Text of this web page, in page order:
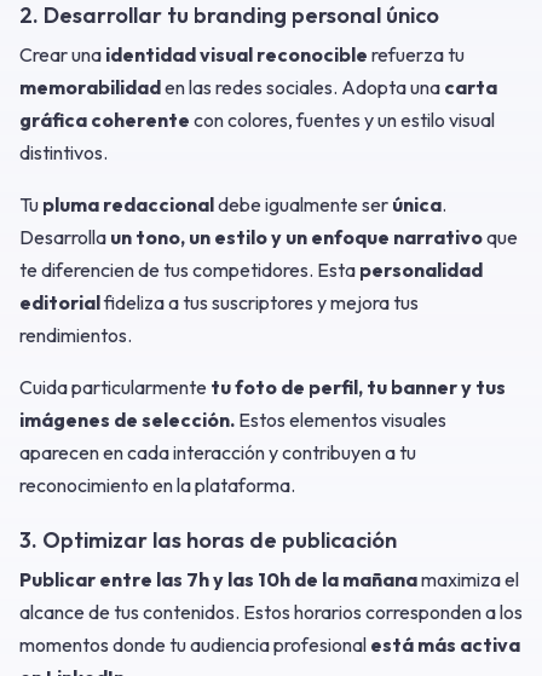
2. Desarrollar tu branding personal único
Crear una identidad visual reconocible refuerza tu
memorabilidaden las redes sociales. Adopta una carta
gráfica coherente con colores, fuentes y un estilo visual
distintivos.
Tu pluma redaccionaldebe igualmente ser única.
Desarrolla un tono, un estilo y un enfoque narrativoque
te diferencien de tus competidores. Esta personalidad
editorialfideliza a tus suscriptores y mejora tus
rendimientos.
Cuida particularmente tu foto de perfil, tu banner y tus
imágenes de selección. Estos elementos visuales
aparecen en cada interacción y contribuyen a tu
reconocimiento en la plataforma.
3. Optimizar las horas de publicación
Publicar entre las 7h y las 10h de la mañanamaximiza el
alcance de tus contenidos. Estos horarios corresponden a los
momentos donde tu audiencia profesional está más activa